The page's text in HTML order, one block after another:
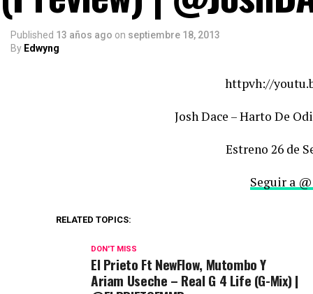
Published 13 años ago on septiembre 18, 2013
By Edwyng
httpvh://
Josh Dace – Harto De
Estreno 26 de
Seguir a
RELATED TOPICS:
DON'T MISS
El Prieto Ft NewFlow, Mutombo Y
Ariam Useche – Real G 4 Life (G-Mix) |